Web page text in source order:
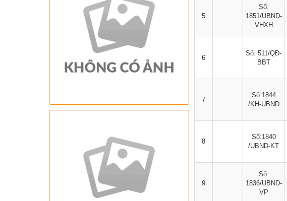
5
Số:
1851/UBND-
VHXH
6
Số: 511/QĐ-
BBT
7
Số:1844
/KH-UBND
8
Số:1840
/UBND-KT
9
Số:
1836/UBND-
VP